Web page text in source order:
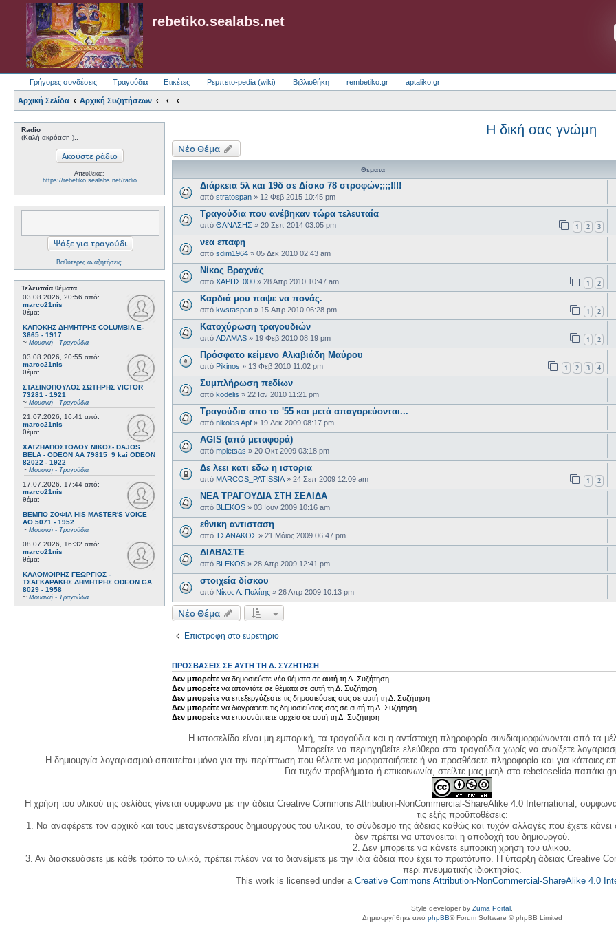
rebetiko.sealabs.net
Γρήγορες συνδέσεις Τραγούδια Ετικέτες Ρεμπετο-pedia (wiki) Βιβλιοθήκη rembetiko.gr aptaliko.gr
Αρχική Σελίδα Αρχική Συζητήσεων
Radio
(Καλή ακρόαση )..
Απευθείας:
https://rebetiko.sealabs.net/radio
Βαθύτερες αναζητήσεις;
Τελευταία θέματα
03.08.2026, 20:56 από:
marco21nis
θέμα:
ΚΑΠΟΚΗΣ ΔΗΜΗΤΡΗΣ COLUMBIA E-
3665 - 1917
~ Μουσική - Τραγούδια
03.08.2026, 20:55 από:
marco21nis
θέμα:
ΣΤΑΣΙΝΟΠΟΥΛΟΣ ΣΩΤΗΡΗΣ VICTOR
73281 - 1921
~ Μουσική - Τραγούδια
21.07.2026, 16:41 από:
marco21nis
θέμα:
ΧΑΤΖΗΑΠΟΣΤΟΛΟΥ ΝΙΚΟΣ- DAJOS
BELA - ODEON AA 79815_9 kai ODEON
82022 - 1922
~ Μουσική - Τραγούδια
17.07.2026, 17:44 από:
marco21nis
θέμα:
ΒΕΜΠΟ ΣΟΦΙΑ HIS MASTER'S VOICE
AO 5071 - 1952
~ Μουσική - Τραγούδια
08.07.2026, 16:32 από:
marco21nis
θέμα:
ΚΑΛΟΜΟΙΡΗΣ ΓΕΩΡΓΙΟΣ -
ΤΣΑΓΚΑΡΑΚΗΣ ΔΗΜΗΤΡΗΣ ODEON GA
8029 - 1958
~ Μουσική - Τραγούδια
Η δική σας γνώμη
Νέο Θέμα
Θέματα
Διάρκεια 5λ και 19δ σε Δίσκο 78 στροφών;;;;!!!!
από stratospan » 12 Φεβ 2015 10:45 pm
Τραγούδια που ανέβηκαν τώρα τελευταία
από ΘΑΝΑΣΗΣ » 20 Σεπ 2014 03:05 pm 1 2 3
νεα επαφη
από sdim1964 » 05 Δεκ 2010 02:43 am
Νίκος Βραχνάς
από ΧΑΡΗΣ 000 » 28 Απρ 2010 10:47 am 1 2
Καρδιά μου παψε να πονάς.
από kwstaspan » 15 Απρ 2010 06:28 pm 1 2
Κατοχύρωση τραγουδιών
από ADAMAS » 19 Φεβ 2010 08:19 pm 1 2
Πρόσφατο κείμενο Αλκιβιάδη Μαύρου
από Pikinos » 13 Φεβ 2010 11:02 pm 1 2 3 4
Συμπλήρωση πεδίων
από kodelis » 22 Ιαν 2010 11:21 pm
Τραγούδια απο το '55 και μετά απαγορεύονται...
από nikolas Apf » 19 Δεκ 2009 08:17 pm
AGIS (από μεταφορά)
από mpletsas » 20 Οκτ 2009 03:18 pm
Δε λεει κατι εδω η ιστορια
από MARCOS_PATISSIA » 24 Σεπ 2009 12:09 am 1 2
ΝΕΑ ΤΡΑΓΟΥΔΙΑ ΣΤΗ ΣΕΛΙΔΑ
από BLEKOS » 03 Ιουν 2009 10:16 am
εθνικη αντισταση
από ΤΣΑΝΑΚΟΣ » 21 Μάιος 2009 06:47 pm
ΔΙΑΒΑΣΤΕ
από BLEKOS » 28 Απρ 2009 12:41 pm
στοιχεία δίσκου
από Νίκος Α. Πολίτης » 26 Απρ 2009 10:13 pm
Νέο Θέμα
Επιστροφή στο ευρετήριο
ΠΡΟΣΒΆΣΕΙΣ ΣΕ ΑΥΤΉ ΤΗ Δ. ΣΥΖΉΤΗΣΗ
Δεν μπορείτε να δημοσιεύετε νέα θέματα σε αυτή τη Δ. Συζήτηση
Δεν μπορείτε να απαντάτε σε θέματα σε αυτή τη Δ. Συζήτηση
Δεν μπορείτε να επεξεργάζεστε τις δημοσιεύσεις σας σε αυτή τη Δ. Συζήτηση
Δεν μπορείτε να διαγράφετε τις δημοσιεύσεις σας σε αυτή τη Δ. Συζήτηση
Δεν μπορείτε να επισυνάπτετε αρχεία σε αυτή τη Δ. Συζήτηση
Η ιστοσελίδα είναι μη εμπορική, τα τραγούδια και η αντίστοιχη πληροφορία συνδιαμορφώνονται από τα
Μπορείτε να περιηγηθείτε ελεύθερα στα τραγούδια χωρίς να ανοίξετε
Η δημιουργία λογαριασμού απαιτείται μόνο για την περίπτωση που θέλετε να μορφοποιήσετε ή να προσθέσετε πληροφορία και για κάποιες
Για τυχόν προβλήματα ή επικοινωνία, στείλτε μας μεηλ στο rebetoselida παπάκι
Η χρήση του υλικού της σελίδας γίνεται σύμφωνα με την άδεια Creative Commons Attribution-NonCommercial-ShareAlike 4.0 International, σύμφωνα
τις εξής προϋποθέσεις:
1. Να αναφέρετε τον αρχικό και τους μεταγενέστερους δημιουργούς του υλικού, το σύνδεσμο της άδειας καθώς και τυχόν αλλαγές που έχετε
δεν πρέπει να υπονοείται η αποδοχή του δημιουργού.
2. Δεν μπορείτε να κάνετε εμπορική χρήση του υλικού.
3. Αν διασκευάσετε με κάθε τρόπο το υλικό, πρέπει πλέον να το διανείμετε με την ίδια άδεια που έχει το πρωτότυπο. Η ύπαρξη άδειας Creative
περί πνευματικής ιδιοκτησίας.
This work is licensed under a Creative Commons Attribution-NonCommercial-ShareAlike 4.0
Style developer by Zuma Portal
Δημιουργήθηκε από phpBB® Forum Software © phpBB Limited